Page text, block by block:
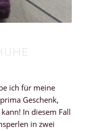
ich für meine
Geschenk,
In diesem Fall
in zwei